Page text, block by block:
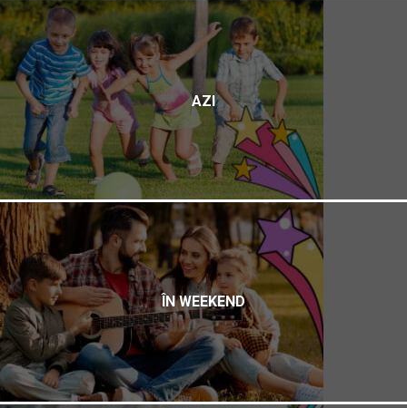
AZI
ÎN WEEKEND